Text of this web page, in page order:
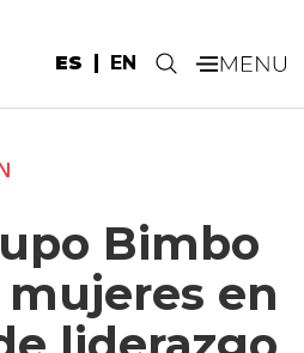
ES EN .
Bimbo
en